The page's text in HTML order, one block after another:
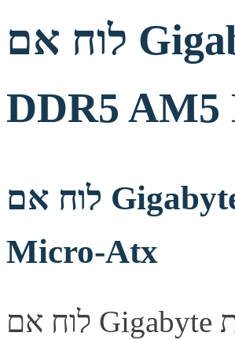
לוח אם Gigabyte B840M D2H 1.2 X3D
DDR5
לוח אם Gigabyte B840M D2H 1.2 X3D DDR5 AM5
Micro-Atx
לוח אם Gigabyte סדרת B840M, מספק יציבות ואמינות לבניית